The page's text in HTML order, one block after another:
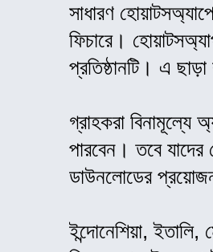
সাধারণ
ফিচারে।
প্রতিষ্ঠানটি। এ
গ্রাহকরা বিনামূল্যে
পারবেন। তবে
ডাউনলোডের
ইন্দোনেশিয়া, ইতালি,